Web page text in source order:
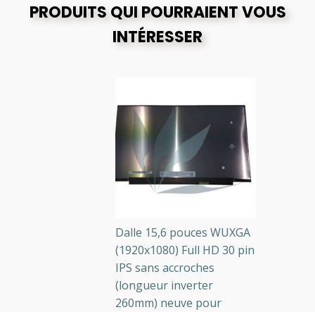
PRODUITS QUI POURRAIENT VOUS
INTÉRESSER
Dalle 15,6 pouces WUXGA
(1920x1080) Full HD 30 pin
IPS sans accroches
(longueur inverter
260mm) neuve pour